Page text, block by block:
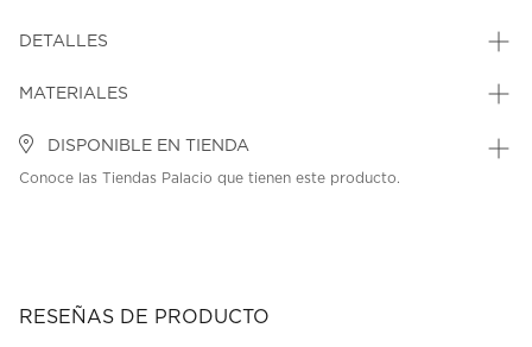
DETALLES
MATERIALES
DISPONIBLE EN TIENDA
Conoce las Tiendas Palacio que tienen este producto.
RESEÑAS DE PRODUCTO